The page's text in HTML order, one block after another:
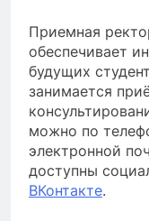
Приемная
обеспечивает
будущих
занимается
можно по
электронной
доступны
ВКонтакте.